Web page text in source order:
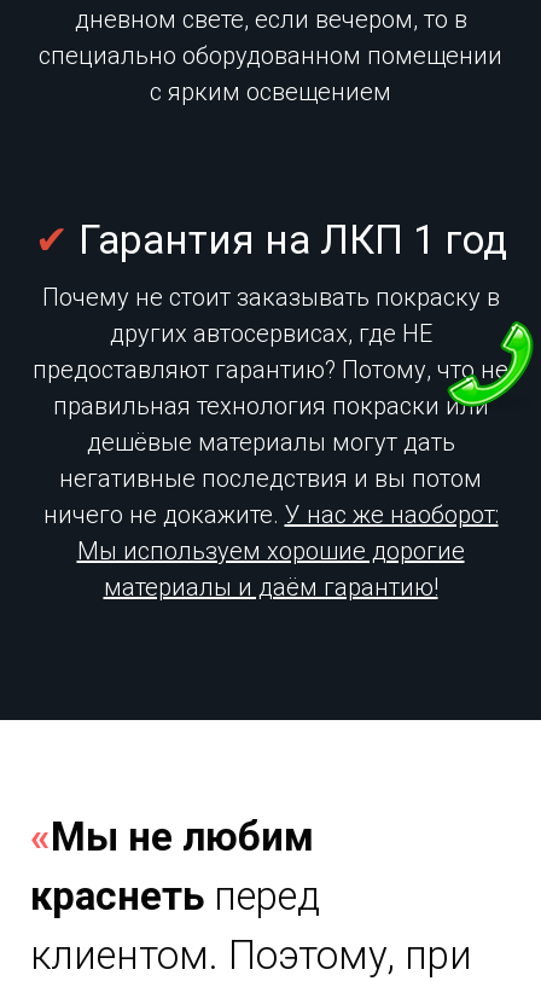
дневном свете, если вечером, то в
специально оборудованном помещении
с ярким освещением
✔ Гарантия на ЛКП 1 год
Почему не стоит заказывать покраску в
других автосервисах, где НЕ
предоставляют гарантию? Потому, что не
правильная технология покраски или
дешёвые материалы могут дать
негативные последствия и вы потом
ничего не докажите. У нас же наоборот:
Мы используем хорошие дорогие
материалы и даём гарантию!
«Мы не любим
краснеть перед
клиентом. Поэтому, при